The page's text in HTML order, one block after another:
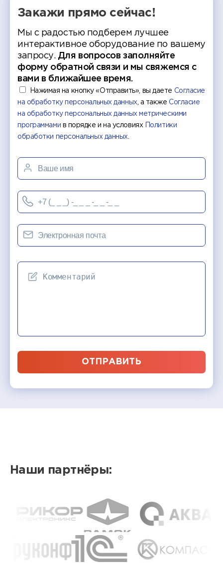
Закажи прямо сейчас!
Мы с радостью подберем лучшее
интерактивное оборудование по вашему
запросу. Для вопросов заполняйте
форму обратной связи и мы свяжемся с
вами в ближайшее время.
Нажимая на кнопку «Отправить», вы даете Согласие
на обработку персональных данных, а такжеСогласие
на обработку персональных данных метрическими
программами в порядке и на условиях
Политики
обработки персональных данных.
ОТПРАВИТЬ
Наши партнёры: